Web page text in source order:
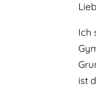
Ich
ist